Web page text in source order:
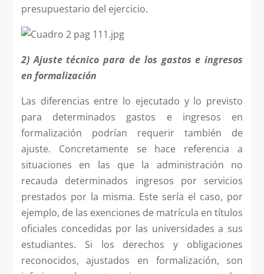
presupuestario del ejercicio.
2) Ajuste técnico para de los gastos e ingresos
en formalización
Las diferencias entre lo ejecutado y lo previsto
para determinados gastos e ingresos en
formalización podrían requerir también de
ajuste. Concretamente se hace referencia a
situaciones en las que la administración no
recauda determinados ingresos por servicios
prestados por la misma. Este sería el caso, por
ejemplo, de las exenciones de matrícula en títulos
oficiales concedidas por las universidades a sus
estudiantes. Si los derechos y obligaciones
reconocidos, ajustados en formalización, son